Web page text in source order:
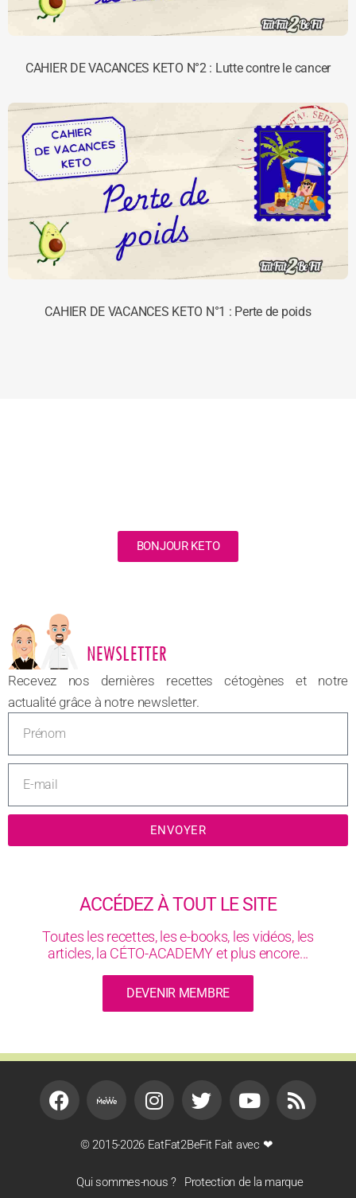
CAHIER DE VACANCES KETO N°2 : Lutte contre le cancer
CAHIER DE VACANCES KETO N°1 : Perte de poids
BONJOUR KETO
NOUVEAU
Recevez nos dernières recettes cétogènes et notre
actualité grâce à notre newsletter.
ENVOYER
ACCÉDEZ À TOUT LE SITE
Toutes les recettes, les e-books, les vidéos, les
articles, la CÉTO-ACADEMY et plus encore...
DEVENIR MEMBRE
© 2015-2026 EatFat2BeFit Fait avec ❤
Qui sommes-nous ?
Protection de la marque